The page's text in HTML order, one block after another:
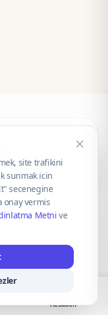
saklıdır.
site trafikini
sunmak icin
secenegine
onay vermis
Metni ve
Hesabım